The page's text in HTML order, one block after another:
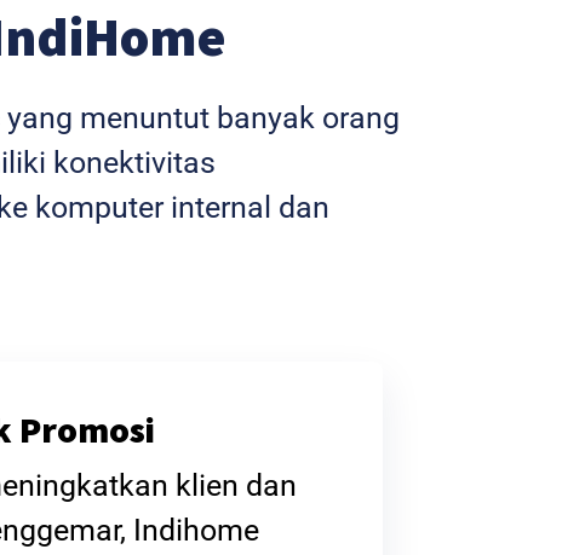
menuntut banyak orang
konektivitas
komputer internal dan
Promosi
klien dan
Indihome